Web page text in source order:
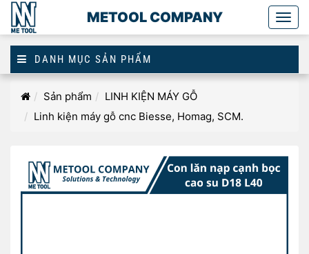
METOOL COMPANY
DANH MỤC SẢN PHẨM
Homepage
Sản phẩm
LINH KIỆN MÁY GỖ
Linh kiện máy gỗ cnc Biesse, Homag, SCM.